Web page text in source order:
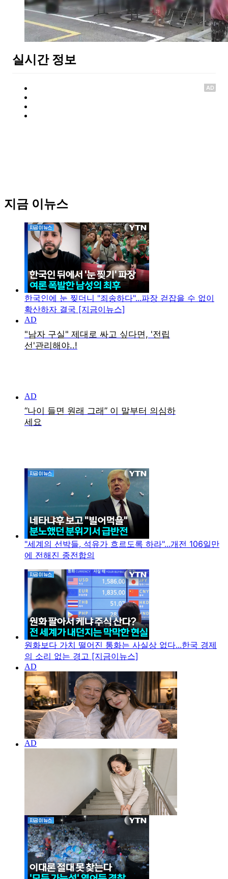
실시간 정보
AD
지금 이뉴스
한국인에 눈 찢더니 "죄송하다"...파장 걷잡을 수 없이
확산하자 결국 [지금이뉴스]
"세계의 선박들, 석유가 흐르도록 하라"...개전 106일만
에 전해진 종전합의
원화보다 가치 떨어진 통화는 사실상 없다...한국 경제
의 소리 없는 경고 [지금이뉴스]